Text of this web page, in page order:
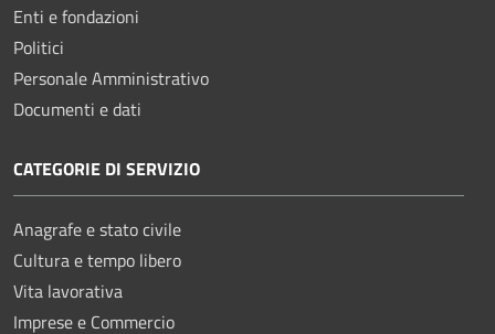
Enti e fondazioni
Politici
Personale Amministrativo
Documenti e dati
CATEGORIE DI SERVIZIO
Anagrafe e stato civile
Cultura e tempo libero
Vita lavorativa
Imprese e Commercio